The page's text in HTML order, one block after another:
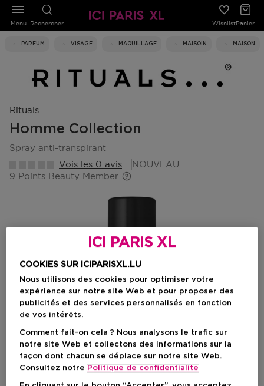
Rechercher WishlistPanier
PARFUM VISAGE MAQUILLAGE MAISOIN MAISON
Menu
Rituals
Homme Collection
spray anti-transpirant
Vois les 0 avis
NOUVEAU
9 Points Beauty Member
ICI PARIS XL
COOKIES SUR ICIPARISXL.LU
Nous utilisons des cookies pour optimiser votre
expérience sur notre site Web et pour proposer des
publicités et des services personnalisés en fonction
de vos intérêts.
Comment fait-on cela ? Nous analysons le trafic sur
notre site Web et collectons des informations sur la
façon dont chacun se déplace sur notre site Web.
Consultez notre Politique de confidentialite